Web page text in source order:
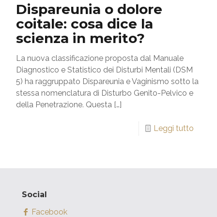
Dispareunia o dolore
coitale: cosa dice la
scienza in merito?
La nuova classificazione proposta dal Manuale
Diagnostico e Statistico dei Disturbi Mentali (DSM
5) ha raggruppato Dispareunia e Vaginismo sotto la
stessa nomenclatura di Disturbo Genito-Pelvico e
della Penetrazione. Questa […]
Leggi tutto
Social
Facebook